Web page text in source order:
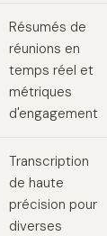
Résumés de
réunions en
temps réel et
métriques
d'engagement
Transcription
de haute
précision pour
diverses